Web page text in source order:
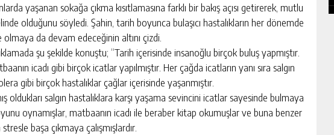
yaşanan sokağa çıkma kısıtlamasına farklı bir bakış açısı getirerek, mutlu
olduğunu söyledi. Şahin, tarih boyunca bulaşıcı hastalıkların her dönemde
da devam edeceğinin altını çizdi.
şu şekilde konuştu; “Tarih içerisinde insanoğlu birçok buluş yapmıştır.
icadı gibi birçok icatlar yapılmıştır. Her çağda icatların yanı sıra salgın
gibi birçok hastalıklar çağlar içerisinde yaşanmıştır.
oldukları salgın hastalıklara karşı yaşama sevincini icatlar sayesinde bulmaya
oynamışlar, matbaanın icadı ile beraber kitap okumuşlar ve buna benzer
başa çıkmaya çalışmışlardır.